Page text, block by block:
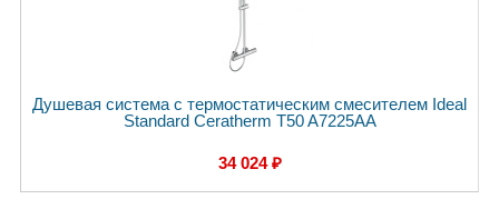
Душевая система с термостатическим смесителем Ideal
Standard Ceratherm T50 A7225AA
34 024 ₽